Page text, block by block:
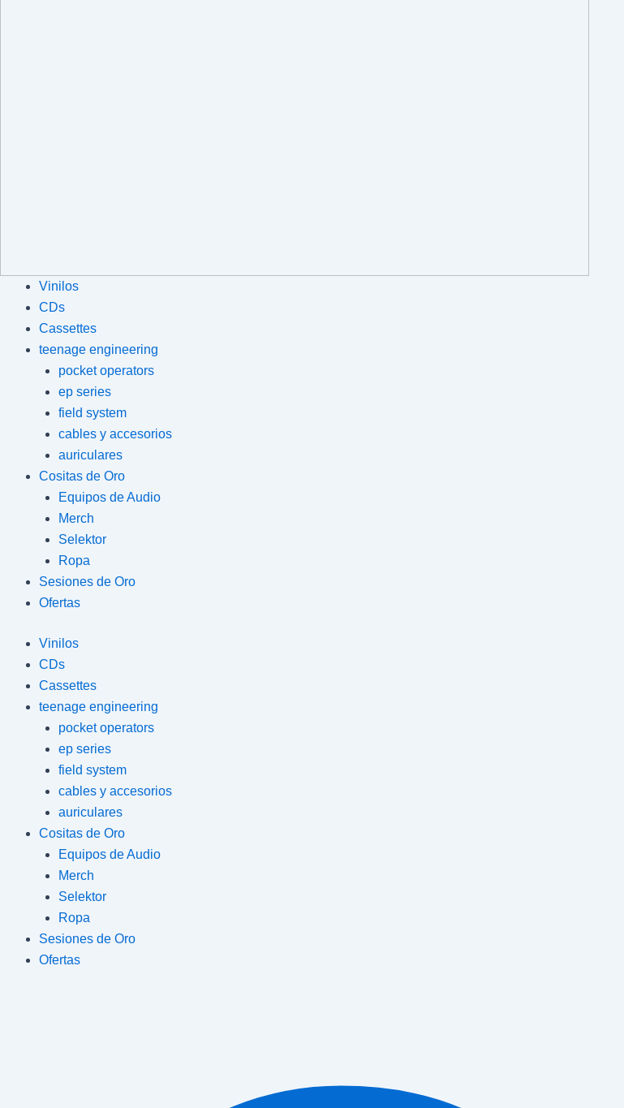
Vinilos
CDs
Cassettes
teenage engineering
pocket operators
ep series
field system
cables y accesorios
auriculares
Cositas de Oro
Equipos de Audio
Merch
Selektor
Ropa
Sesiones de Oro
Ofertas
Vinilos
CDs
Cassettes
teenage engineering
pocket operators
ep series
field system
cables y accesorios
auriculares
Cositas de Oro
Equipos de Audio
Merch
Selektor
Ropa
Sesiones de Oro
Ofertas